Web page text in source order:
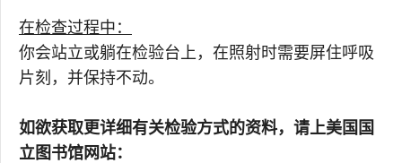
在检查过程中：
你会站立或躺在检验台上，在照射时需要屏住呼吸
片刻，并保持不动。
如欲获取更详细有关检验方式的资料，请上美国国
立图书馆网站：